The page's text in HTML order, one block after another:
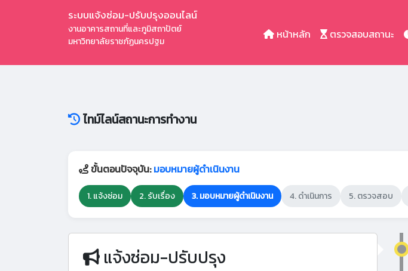
ระบบแจ้งซ่อม-ปรับปรุงออนไลน์
งานอาคารสถานที่และภูมิสถาปัตย์
มหาวิทยาลัยราชภัฏนครปฐม
หน้าหลัก ตรวจสอบสถานะ
ไทม์ไลน์สถานะการทำงาน
ขั้นตอนปัจจุบัน:มอบหมายผู้ดำเนินงาน
1. แจ้งซ่อม 2. รับเรื่อง 3. มอบหมายผู้ดำเนินงาน 4. ดำเนินการ 5. ตรวจสอบ
แจ้งซ่อม-ปรับปรุง